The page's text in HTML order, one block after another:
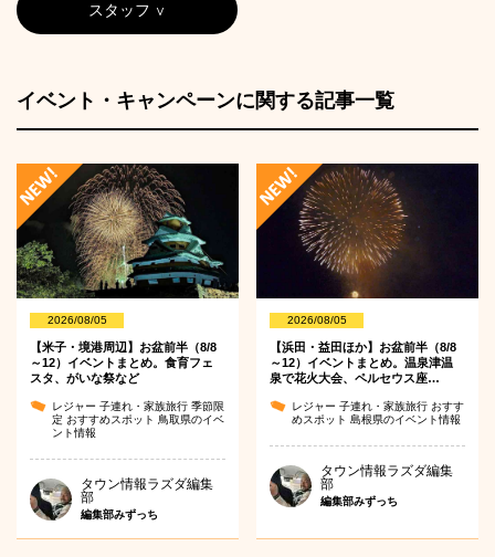
スタッフ
イベント・キャンペーンに関する記事一覧
2026/08/05
【米子・境港周辺】お盆前半（8/8
～12）イベントまとめ。食育フェ
スタ、がいな祭など
レジャー 子連れ・家族旅行 季節限
定 おすすめスポット 鳥取県のイベ
ント情報
タウン情報ラズダ編集
部
編集部みずっち
2026/08/05
【浜田・益田ほか】お盆前半（8/8
～12）イベントまとめ。温泉津温
泉で花火大会、ペルセウス座…
レジャー子連れ・家族旅行 おすす
めスポット島根県のイベント情報
タウン情報ラズダ編集
部
編集部みずっち